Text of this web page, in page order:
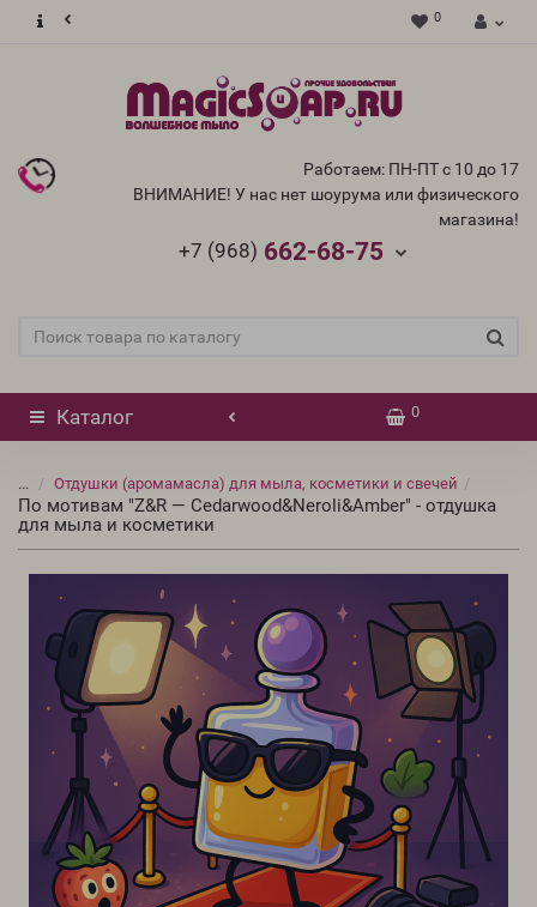
0
Работаем: ПН-ПТ с 10 до 17
ВНИМАНИЕ! У нас нет шоурума или физического
магазина!
+7 (968) 662-68-75
Каталог 0
... Отдушки (аромамасла) для мыла, косметики и свечей
По мотивам "Z&R — Cedarwood&Neroli&Amber" - отдушка
для мыла и косметики